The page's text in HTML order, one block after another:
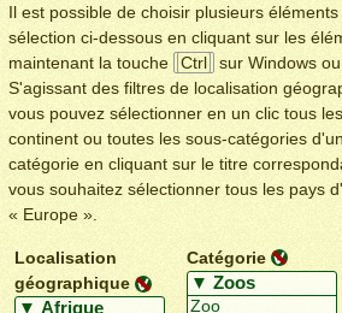
Il est possible de choisir plusieurs
sélection ci-dessous en cliquant sur les
maintenant la touche
Ctrl sur Windows ou
S'agissant des filtres de localisation
vous pouvez sélectionner en un clic tous
continent ou toutes les sous-catégories
catégorie en cliquant sur le titre
vous souhaitez sélectionner tous les pays
« Europe ».
Localisation
géographique
Catégorie